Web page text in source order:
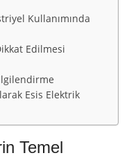
Kullanımında
Edilmesi
Esis Elektrik
Temel